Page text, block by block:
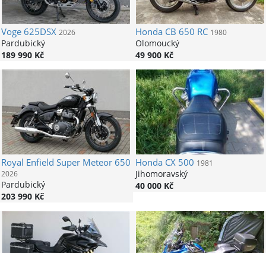
Voge625DSX 2026
Pardubický
189 990 Kč
HondaCB 650 RC 1980
Olomoucký
49 900 Kč
Royal Enfield Super Meteor 650
2026
Pardubický
203 990 Kč
HondaCX 500 1981
Jihomoravský
40 000 Kč